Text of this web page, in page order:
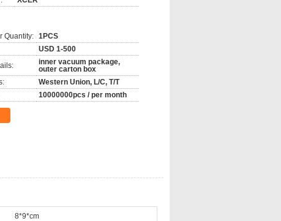
Quantity: 1PCS
USD 1-500
inner vacuum package,
outer carton box
Western Union, L/C, T/T
10000000pcs / per month
8*9*cm